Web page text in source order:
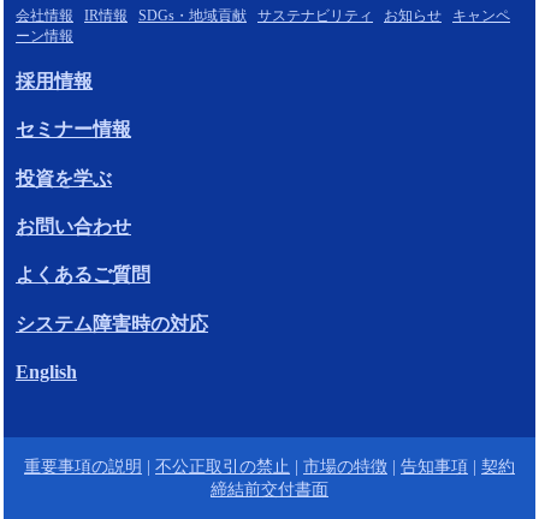
会社情報 IR情報 SDGs・地域貢献 サステナビリティ お知らせ
キャンペ
ーン情報
採用情報
セミナー情報
投資を学ぶ
お問い合わせ
よくあるご質問
システム障害時の対応
English
重要事項の説明 | 不公正取引の禁止 | 市場の特徴 | 告知事項 | 契約
締結前交付書面